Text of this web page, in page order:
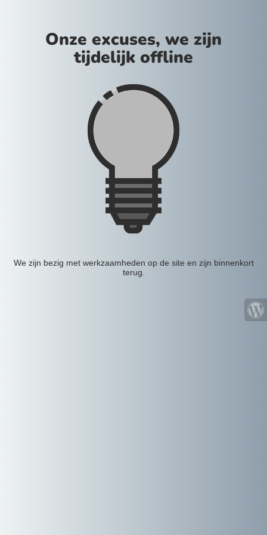
Onze excuses, we zijn
tijdelijk offline
We zijn bezig met werkzaamheden op de site en zijn binnenkort
terug.